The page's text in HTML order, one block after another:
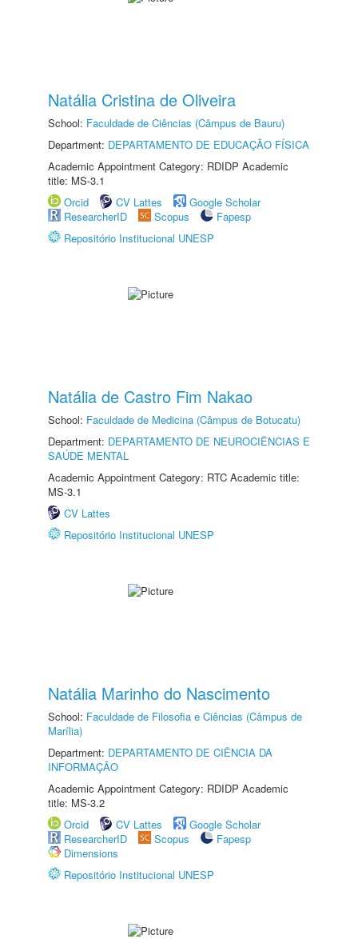
Natália Cristina de Oliveira
School: Faculdade de Ciências (Câmpus de Bauru)
Department: DEPARTAMENTO DE EDUCAÇÃO FÍSICA
Academic Appointment Category: RDIDP Academic
title: MS-3.1
Orcid
CV Lattes
Google Scholar
ResearcherID
Scopus
Fapesp
Repositório Institucional UNESP
Natália de Castro Fim Nakao
School: Faculdade de Medicina (Câmpus de Botucatu)
Department: DEPARTAMENTO DE NEUROCIÊNCIAS E
SAÚDE MENTAL
Academic Appointment Category: RTC Academic title:
MS-3.1
CV Lattes
Repositório Institucional UNESP
Natália Marinho do Nascimento
School: Faculdade de Filosofia e Ciências (Câmpus de
Marília)
Department: DEPARTAMENTO DE CIÊNCIA DA
INFORMAÇÃO
Academic Appointment Category: RDIDP Academic
title: MS-3.2
Orcid
CV Lattes
Google Scholar
ResearcherID
Scopus
Fapesp
Dimensions
Repositório Institucional UNESP